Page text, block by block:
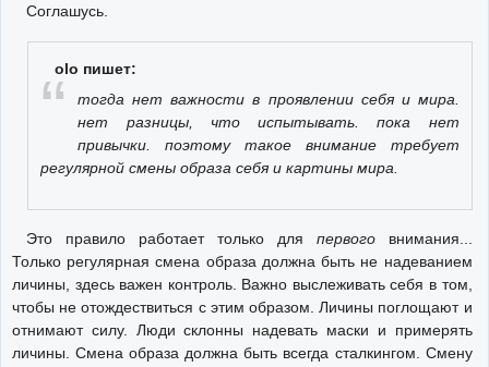
Соглашусь.
olo пишет:
тогда нет важности в проявлении себя и мира.
нет разницы, что испытывать. пока нет
привычки. поэтому такое внимание требует
регулярной смены образа себя и картины мира.
Это правило работает только для первоговнимания...
Только регулярная смена образа должна быть не надеванием
личины, здесь важен контроль. Важно выслеживать себя в том,
чтобы не отождествиться с этим образом. Личины поглощают и
отнимают силу. Люди склонны надевать маски и примерять
личины. Смена образа должна быть всегда сталкингом. Смену